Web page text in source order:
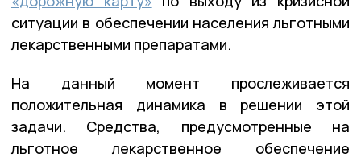
ситуации в обеспечении населения льготными
лекарственными препаратами.
На данный момент прослеживается
положительная динамика в решении этой
задачи. Средства, предусмотренные на
льготное лекарственное обеспечение